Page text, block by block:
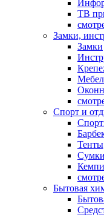
ТВ
Замки,
Замки
Спорт и
Бытовая